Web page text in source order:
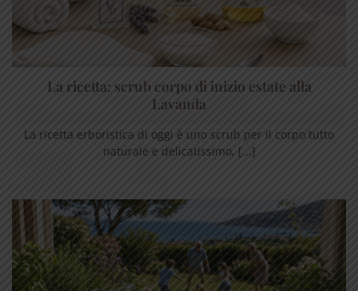
La ricetta: scrub corpo di inizio estate alla
Lavanda
La ricetta erboristica di oggi è uno scrub per il corpo tutto
naturale e delicatissimo, [...]